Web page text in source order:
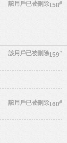
158#
該用戶已被刪除
159#
該用戶已被刪除
160#
該用戶已被刪除